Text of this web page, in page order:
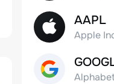
AAPL
Apple